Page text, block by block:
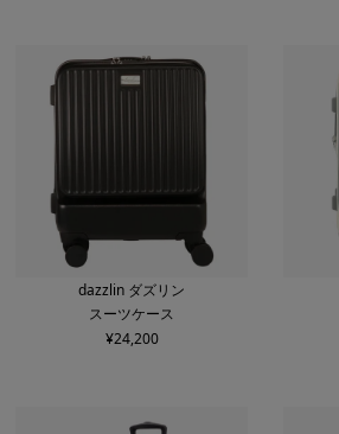
dazzlin ダズリン
スーツケース
¥24,200